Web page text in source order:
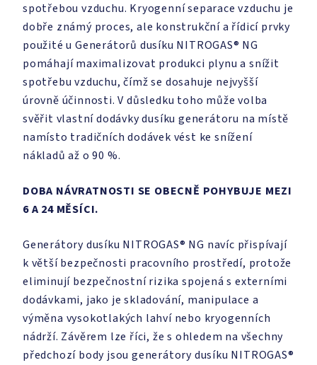
spotřebou vzduchu. Kryogenní separace vzduchu je
dobře známý proces, ale konstrukční a řídicí prvky
použité u Generátorů dusíku NITROGAS® NG
pomáhají maximalizovat produkci plynu a snížit
spotřebu vzduchu, čímž se dosahuje nejvyšší
úrovně účinnosti. V důsledku toho může volba
svěřit vlastní dodávky dusíku generátoru na místě
namísto tradičních dodávek vést ke snížení
nákladů až o 90 %.
DOBA NÁVRATNOSTI SE OBECNĚ POHYBUJE MEZI
6 A 24 MĚSÍCI.
Generátory dusíku NITROGAS® NG navíc přispívají
k větší bezpečnosti pracovního prostředí, protože
eliminují bezpečnostní rizika spojená s externími
dodávkami, jako je skladování, manipulace a
výměna vysokotlakých lahví nebo kryogenních
nádrží. Závěrem lze říci, že s ohledem na všechny
předchozí body jsou generátory dusíku NITROGAS®